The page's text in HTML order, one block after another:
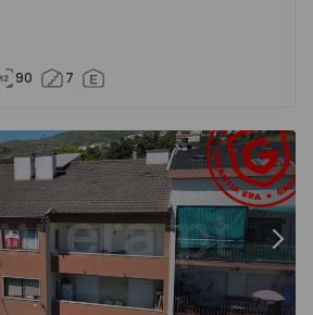
90 7
Covilhã e Canhoso - 1497806 -